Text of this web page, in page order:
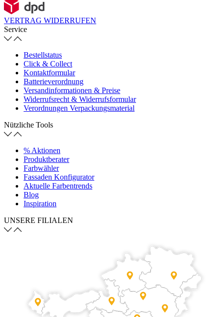
VERTRAG WIDERRUFEN
Service
Bestellstatus
Click & Collect
Kontaktformular
Batterieverordnung
Versandinformationen & Preise
Widerrufsrecht & Widerrufsformular
Verordnungen Verpackungsmaterial
Nützliche Tools
% Aktionen
Produktberater
Farbwähler
Fassaden Konfigurator
Aktuelle Farbentrends
Blog
Inspiration
UNSERE FILIALEN